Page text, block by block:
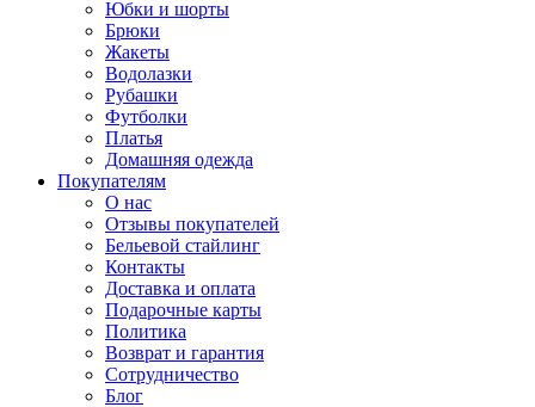
Юбки и шорты
Брюки
Жакеты
Водолазки
Рубашки
Футболки
Платья
Домашняя одежда
Покупателям
О нас
Отзывы покупателей
Бельевой стайлинг
Контакты
Доставка и оплата
Подарочные карты
Политика
Возврат и гарантия
Сотрудничество
Блог